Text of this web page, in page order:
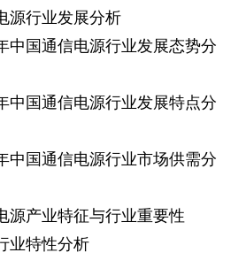
源行业发展分析
中国通信电源行业发展态势分
中国通信电源行业发展特点分
中国通信电源行业市场供需分
源产业特征与行业重要性
业特性分析